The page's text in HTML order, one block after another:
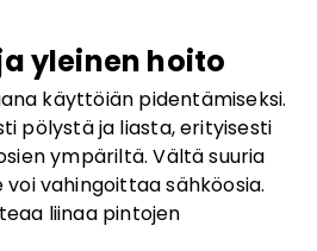
yleinen hoito
käyttöiän pidentämiseksi.
pölystä ja liasta, erityisesti
ympäriltä. Vältä suuria
vahingoittaa sähköosia.
liinaa pintojen